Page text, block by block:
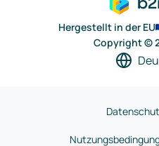
Hergestellt in der EU
Copyright ©